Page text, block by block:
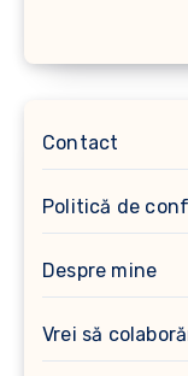
Contact
Politică de
Despre mine
Vrei să